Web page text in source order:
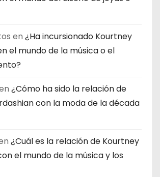
en ¿Ha incursionado Kourtney
el mundo de la música o el
¿Cómo ha sido la relación de
con la moda de la década
¿Cuál es la relación de Kourtney
el mundo de la música y los